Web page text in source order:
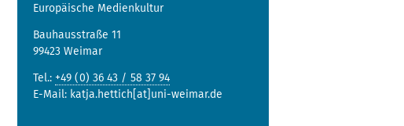
Europäische Medienkultur
Bauhausstraße 11
99423 Weimar
Tel.: +49 (0) 36 43 / 58 37 94
E-Mail: katja.hettich[at]uni-weimar.de